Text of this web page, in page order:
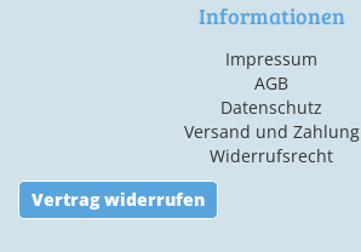
Informationen
Impressum
AGB
Datenschutz
Versand und Zahlung
Widerrufsrecht
Vertrag widerrufen